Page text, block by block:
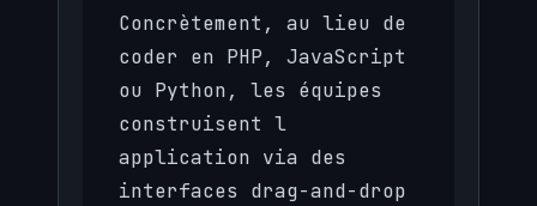
Concrètement, au lieu de
coder en PHP, JavaScript
ou Python, les équipes
construisent l
application via des
interfaces drag-and-drop